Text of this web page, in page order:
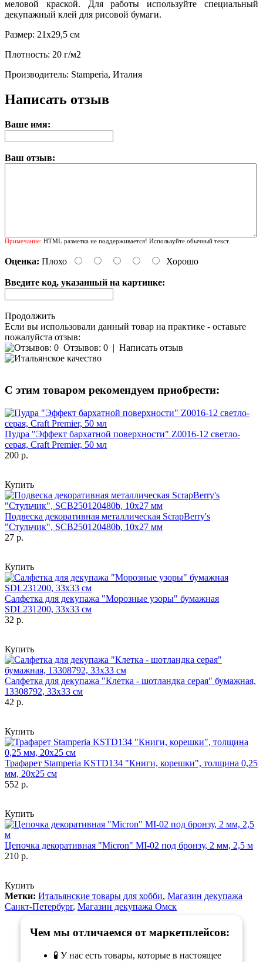
меловой краской. Для работы используйте специальный
декупажный клей для рисовой бумаги.
Размер: 21х29,5 см
Плотность: 20 г/м2
Производитель: Stamperia, Италия
Написать отзыв
Ваше имя:
Ваш отзыв:
Примечание: HTML разметка не поддерживается! Используйте обычный текст.
Оценка: Плохо Хорошо
Введите код, указанный на картинке:
Продолжить
Если вы использовали данный товар на практике - оставьте
пожалуйста отзыв:
Отзывов: 0 | Написать отзыв
С этим товаром рекомендуем приобрести:
Пудра "Эффект бархатной поверхности" Z0016-12 светло-
серая, Craft Premier, 50 мл
200 р.
Купить
Подвеска декоративная металлическая ScrapBerry's
"Стульчик", SCB250120480b, 10х27 мм
27 р.
Купить
Салфетка для декупажа "Морозные узоры" бумажная
SDL231200, 33х33 см
32 р.
Купить
Салфетка для декупажа "Клетка - шотландка серая" бумажная,
13308792, 33х33 см
42 р.
Купить
Трафарет Stamperia KSTD134 "Книги, корешки", толщина 0,25
мм, 20х25 см
552 р.
Купить
Цепочка декоративная "Micron" MI-02 под бронзу, 2 мм, 2,5 м
210 р.
Купить
Метки: Итальянские товары для хобби, Магазин декупажа
Санкт-Петербург, Магазин декупажа Омск
Чем мы отличаемся от маркетплейсов:
🧪 У нас есть товары, которые в настоящее